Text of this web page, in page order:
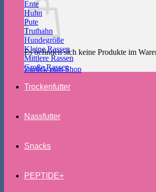
Es befinden sich keine Produkte im
Zurück zum Shop
Ente
Huhn
Pute
Truthahn
Hundegröße
Kleine Rassen
Mittlere Rassen
Große Rassen
Trockenfutter
Nassfutter
Snacks
PEPTIDE+